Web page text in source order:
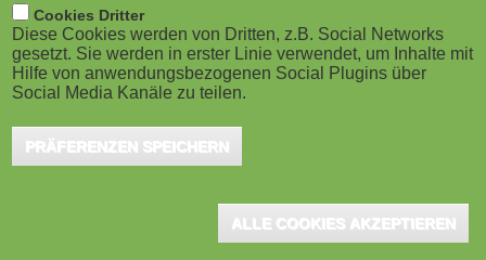
e
)
Cookies Dritter
Diese Cookies werden von Dritten, z.B. Social Networks
gesetzt. Sie werden in erster Linie verwendet, um Inhalte mit
Hilfe von anwendungsbezogenen Social Plugins über
Social Media Kanäle zu teilen.
PRÄFERENZEN SPEICHERN
ALLE COOKIES AKZEPTIEREN